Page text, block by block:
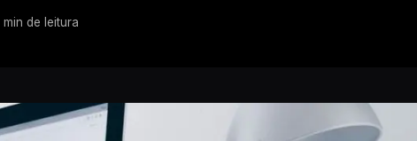
min de leitura